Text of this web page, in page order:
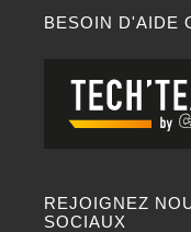
BESOIN D'AIDE
REJOIGNEZ
SOCIAUX